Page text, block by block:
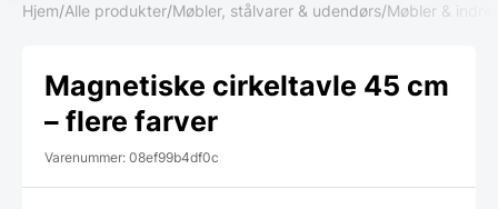
Hjem/Alle produkter/Møbler, stålvarer & udendørs/Møbler &
Magnetiske cirkeltavle 45 cm
– flere farver
Varenummer: 08ef99b4df0c